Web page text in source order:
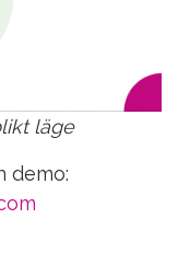
läge
demo: